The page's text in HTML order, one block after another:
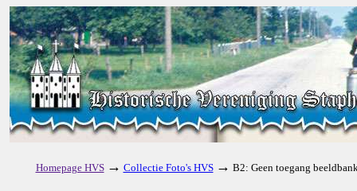
Homepage HVS → Collectie Foto's HVS → B2: Geen toegang